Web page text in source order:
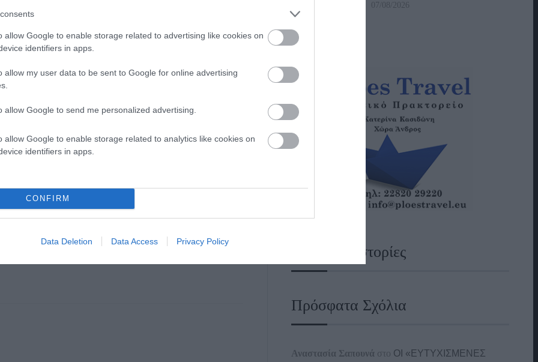
allow Google to enable storage related to advertising like cookies on
identifiers in apps.
allow my user data to be sent to Google for online advertising
allow Google to send me personalized advertising.
allow Google to enable storage related to analytics like cookies on
identifiers in apps.
CONFIRM
Data Deletion Data Access Privacy Policy
χρονιά που δεν είχαμε ούτε ιούς της Κίνας,
πάλι στα ίδια είμαστε. Το 2018 ήταν 497! Και το
Άρα μόνο πέρσι είχαμε 748. Κοντέψαμε τότε τα 190
όπου υπολοιπόμαστε καμιά 80αριά! Με πέρσι
Παρ΄όλα αυτά με κορονοϊούς, γιούς και θυγατέρες
πάλι καλά να λες…
07/08/2026
Ναυτικές Ιστορίες
Πρόσφατα Σχόλια
Αναστασία Σαπουνά στο ΟΙ «ΕΥΤΥΧΙΣΜΕΝΕΣ